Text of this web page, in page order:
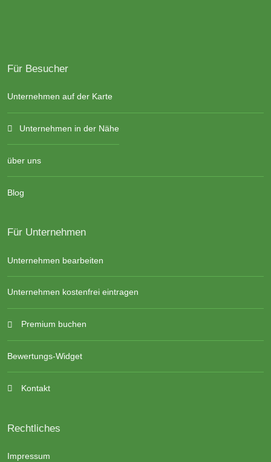
Für Besucher
Unternehmen auf der Karte
Unternehmen in der Nähe
über uns
Blog
Für Unternehmen
Unternehmen bearbeiten
Unternehmen kostenfrei eintragen
Premium buchen
Bewertungs-Widget
Kontakt
Rechtliches
Impressum